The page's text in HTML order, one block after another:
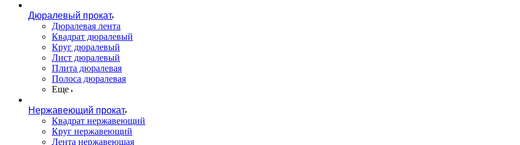
Дюралевый прокат
Дюралевая лента
Квадрат дюралевый
Круг дюралевый
Лист дюралевый
Плита дюралевая
Полоса дюралевая
Еще
Нержавеющий прокат
Квадрат нержавеющий
Круг нержавеющий
Лента нержавеющая